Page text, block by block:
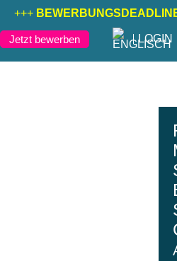
+++
Jetzt bewerben LOGIN